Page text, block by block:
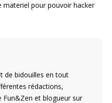
materiel pour pouvoir hacker
de bidouilles en tout
rédactions,
Fun&Zen et blogueur sur